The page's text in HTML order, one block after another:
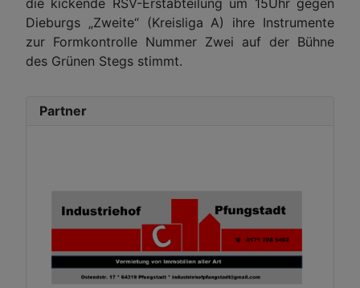
Dieburgs „Zweite“ (Kreisliga A) ihre Instrumente
zur Formkontrolle Nummer Zwei auf der Bühne
des Grünen Stegs stimmt.
Partner